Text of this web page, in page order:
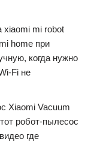
xiaomi mi robot
home при
когда нужно
Fi не
Xiaomi Vacuum
робот-пылесос
где